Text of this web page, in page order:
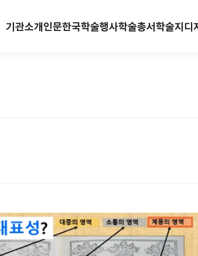
기관소개인문한국학술행사학술총서학술지디